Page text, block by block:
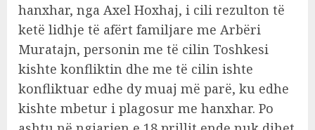
hanxhar, nga Axel Hoxhaj, i cili rezulton të
ketë lidhje të afërt familjare me Arbëri
Muratajn, personin me të cilin Toshkesi
kishte konfliktin dhe me të cilin ishte
konfliktuar edhe dy muaj më parë, ku edhe
kishte mbetur i plagosur me hanxhar. Po